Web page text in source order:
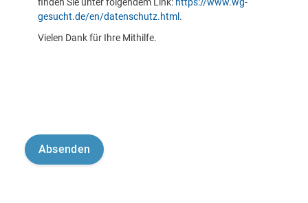
gesucht.de/en/datenschutz.html .
Vielen Dank für Ihre Mithilfe.